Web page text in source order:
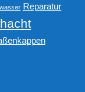
Reparatur